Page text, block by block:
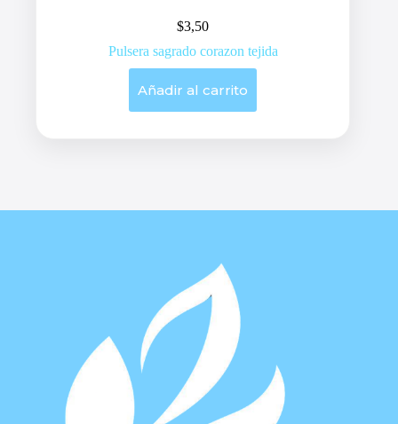
$3,50
Pulsera sagrado corazon tejida
Añadir al carrito